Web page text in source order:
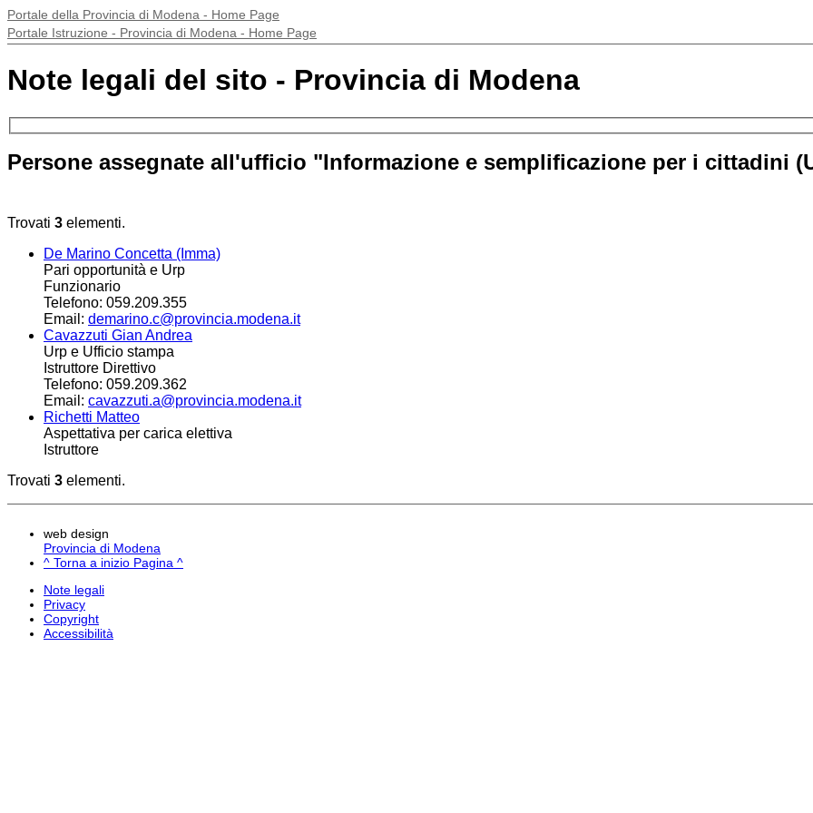
Portale della Provincia di Modena - Home Page
Portale Istruzione - Provincia di Modena - Home Page
Note legali del sito - Provincia di Modena
Persone assegnate all'ufficio "Informazione e semplificazione per i cittadini
Trovati 3 elementi.
De Marino Concetta (Imma)
Pari opportunità e Urp
Funzionario
Telefono: 059.209.355
Email: demarino.c@provincia.modena.it
Cavazzuti Gian Andrea
Urp e Ufficio stampa
Istruttore Direttivo
Telefono: 059.209.362
Email: cavazzuti.a@provincia.modena.it
Richetti Matteo
Aspettativa per carica elettiva
Istruttore
Trovati 3 elementi.
web design
Provincia di Modena
^ Torna a inizio Pagina ^
Note legali
Privacy
Copyright
Accessibilità